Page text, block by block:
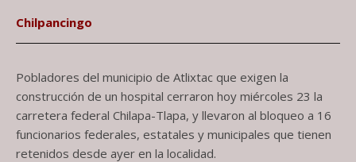
Chilpancingo
Pobladores del municipio de Atlixtac que exigen la
construcción de un hospital cerraron hoy miércoles 23 la
carretera federal Chilapa-Tlapa, y llevaron al bloqueo a 16
funcionarios federales, estatales y municipales que tienen
retenidos desde ayer en la localidad.